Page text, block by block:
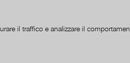
il traffico e analizzare il